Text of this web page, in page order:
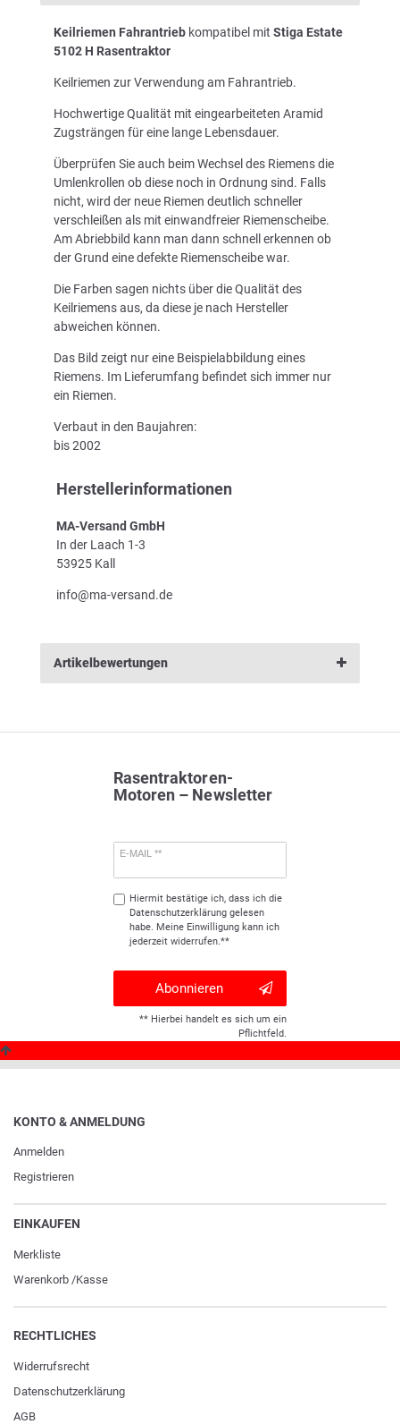
Keilriemen Fahrantrieb kompatibel mit Stiga Estate
5102 H Rasentraktor
Keilriemen zur Verwendung am Fahrantrieb.
Hochwertige Qualität mit eingearbeiteten Aramid
Zugsträngen für eine lange Lebensdauer.
Überprüfen Sie auch beim Wechsel des Riemens die
Umlenkrollen ob diese noch in Ordnung sind. Falls
nicht, wird der neue Riemen deutlich schneller
verschleißen als mit einwandfreier Riemenscheibe.
Am Abriebbild kann man dann schnell erkennen ob
der Grund eine defekte Riemenscheibe war.
Die Farben sagen nichts über die Qualität des
Keilriemens aus, da diese je nach Hersteller
abweichen können.
Das Bild zeigt nur eine Beispielabbildung eines
Riemens. Im Lieferumfang befindet sich immer nur
ein Riemen.
Verbaut in den Baujahren:
bis 2002
Herstellerinformationen
MA-Versand GmbH
In der Laach 1-3
53925 Kall
info@ma-versand.de
Artikelbewertungen
Rasentraktoren-
Motoren – Newsletter
E-MAIL **
Hiermit bestätige ich, dass ich die
Daten­schutz­erklärunggelesen
habe. Meine Einwilligung kann ich
jederzeit widerrufen.**
Abonnieren
** Hierbei handelt es sich um ein
Pflichtfeld.
KONTO & ANMELDUNG
Anmelden
Registrieren
EINKAUFEN
Merkliste
Warenkorb /Kasse
RECHTLICHES
Widerrufs­recht
Daten­schutz­erklärung
AGB